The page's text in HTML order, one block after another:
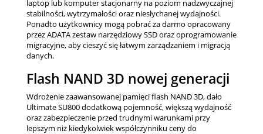
laptop lub komputer stacjonarny na poziom nadzwyczajnej
stabilności, wytrzymałości oraz niesłychanej wydajności.
Ponadto użytkownicy mogą pobrać za darmo opracowany
przez ADATA zestaw narzędziowy SSD oraz oprogramowanie
migracyjne, aby cieszyć się łatwym zarządzaniem i migracją
danych.
Flash NAND 3D nowej generacji
Wdrożenie zaawansowanej pamięci flash NAND 3D, dało
Ultimate SU800 dodatkową pojemność, większą wydajność
oraz zabezpieczenie przed trudnymi warunkami przy
lepszym niż kiedykolwiek współczynniku ceny do